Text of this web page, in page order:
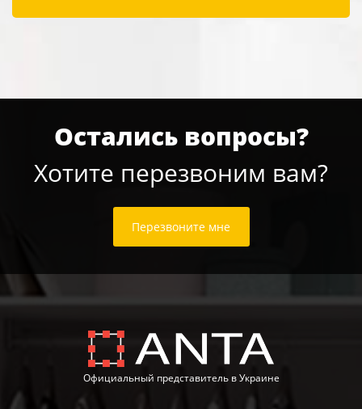
Остались вопросы?
Хотите перезвоним вам?
Перезвоните мне
Официальный представитель в Украине